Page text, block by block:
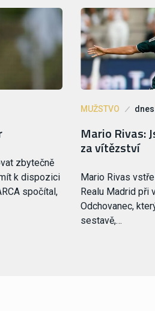
zbytečně
k dispozici
spočítal,
MUŽSTVO
Mario Rivas:
za vítězství
Mario Rivas
Realu Madrid při
Odchovanec,
sestavě,…